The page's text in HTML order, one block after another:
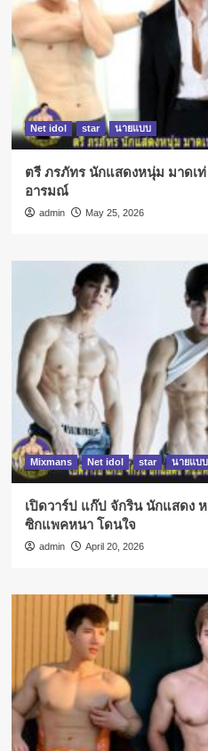
Net idol star นายแบบ
ตรี ภรภัทร นักแสดงหนุ่ม มาดเท่
อารมณ์
admin May 25, 2026
Mixmans Net idol star นายแบบ
เปิดวาร์ป แก๊ป จักริน นักแสดง
ซิกแพคหนา โดนใจ
admin April 20, 2026